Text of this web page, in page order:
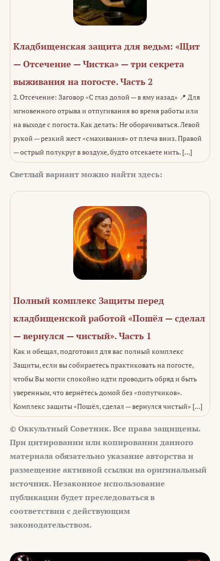
Кладбищенская защита для ведьм: «Щит
— Отсечение — Чистка» — три секрета
выживания на погосте. Часть 2
2. Отсечение: Заговор «С глаз долой — в яму назад» 📍 Для
мгновенного отрыва и отпугивания во время работы или
на выходе с погоста. Как делать: Не оборачиваться. Левой
рукой — резкий жест «смахивания» от плеча вниз. Правой
— острый полукруг в воздухе, будто отсекаете нить. […]
Светлый вариант можно найти здесь:
Полный комплекс Защиты перед
кладбищенской работой «Пошёл — сделал
— вернулся — чистый». Часть 1
Как и обещал, подготовил для вас полный комплекс
Защиты, если вы собираетесь практиковать на погосте,
чтобы Вы могли спокойно идти проводить обряд и быть
уверенным, что вернётесь домой без «попутчиков».
Комплекс защиты «Пошёл, сделал — вернулся чистый» […]
© Оккультный Советник. Все права защищены.
При цитировании или копировании данного
материала обязательно указание авторства и
размещение активной ссылки на оригинальный
источник. Незаконное использование
публикации будет преследоваться в
соответствии с действующим
законодательством.